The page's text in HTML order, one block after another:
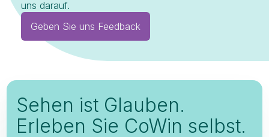
uns darauf.
Geben Sie uns Feedback
Sehen ist Glauben.
Erleben Sie CoWin selbst.